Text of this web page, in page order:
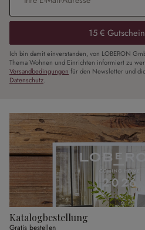
15 €
Ich bin damit einverstanden, von LOBERON
Thema Wohnen und Einrichten informiert zu
Versandbedingungen für den Newsletter und
Datenschutz.
Katalogbestellung
Gratis bestellen